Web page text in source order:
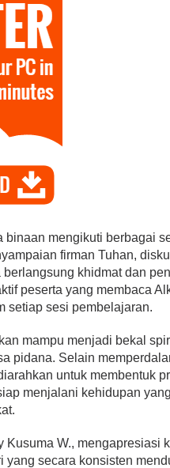
binaan mengikuti berbagai
firman Tuhan,
khidmat dan
peserta yang membaca
setiap sesi pembelajaran.
mampu menjadi bekal
pidana. Selain
untuk membentuk
menjalani kehidupan
Kusuma W., mengapresiasi
yang secara konsisten